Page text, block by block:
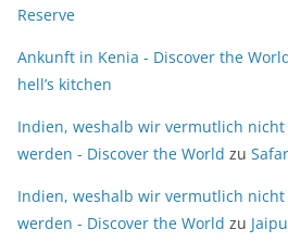
Reserve
Ankunft in Kenia - Discover the
hell’s kitchen
Indien, weshalb wir vermutlich
werden - Discover the World zu
Indien, weshalb wir vermutlich
werden - Discover the World zu